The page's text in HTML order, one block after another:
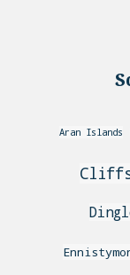
Aran Islands
Cliffs